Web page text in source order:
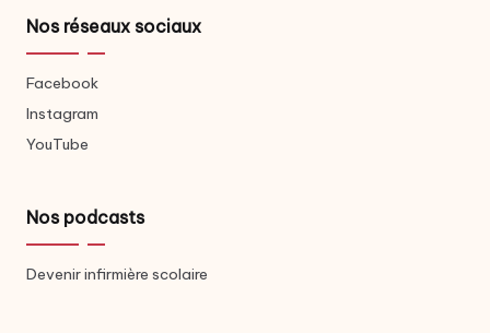
Nos réseaux sociaux
Facebook
Instagram
YouTube
Nos podcasts
Devenir infirmière scolaire